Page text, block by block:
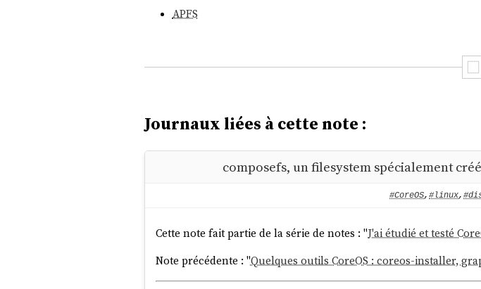
APFS
Journaux liées à cette note :
composefs, un filesystem spécialement
#CoreOS, #linux,
Cette note fait partie de la série de notes : "J'ai étudié et testé
Note précédente : "Quelques outils CoreOS : coreos-installer,